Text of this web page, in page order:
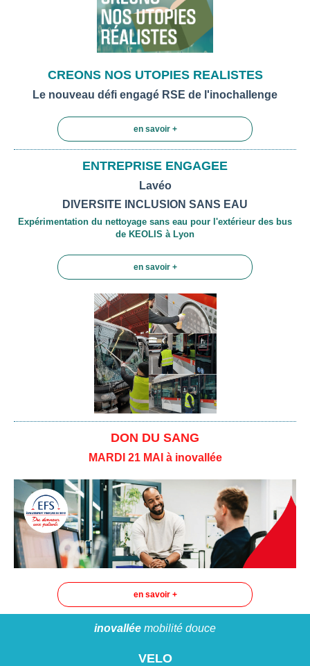
CREONS NOS UTOPIES REALISTES
Le nouveau défi engagé RSE de l'inochallenge
en savoir +
ENTREPRISE ENGAGEE
Lavéo
DIVERSITE INCLUSION SANS EAU
Expérimentation du nettoyage sans eau pour l'extérieur des bus
de KEOLIS à Lyon
en savoir +
DON DU SANG
MARDI 21 MAI à inovallée
en savoir +
inovallée mobilité douce
VELO